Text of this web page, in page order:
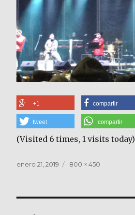
+1 compartir
tweet compartir
(Visited 6 times, 1 visits today)
Publicado
enero 21, 2019
Tamaño
800 × 450